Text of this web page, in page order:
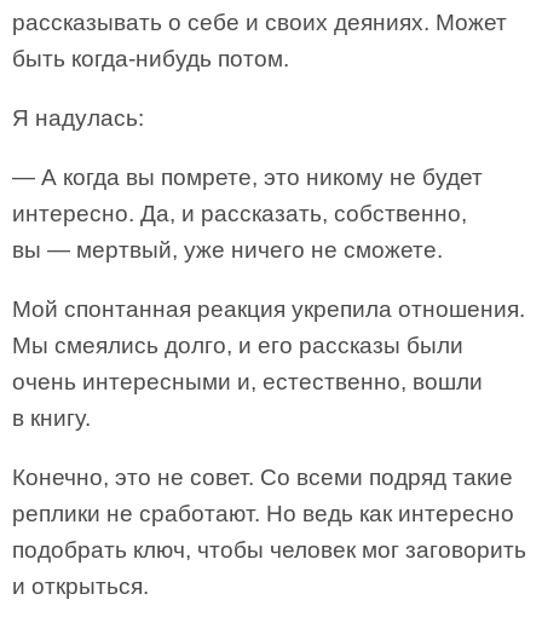
рассказывать о себе и своих деяниях. Может
быть когда-нибудь потом.
Я надулась:
— А когда вы помрете, это никому не будет
интересно. Да, и рассказать, собственно,
вы — мертвый, уже ничего не сможете.
Мой спонтанная реакция укрепила отношения.
Мы смеялись долго, и его рассказы были
очень интересными и, естественно, вошли
в книгу.
Конечно, это не совет. Со всеми подряд такие
реплики не сработают. Но ведь как интересно
подобрать ключ, чтобы человек мог заговорить
и открыться.